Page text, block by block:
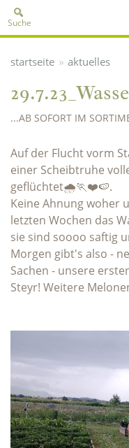
Suche
startseite » aktuelles
...AB SOFORT IM
Auf der Flucht vorm
einer Scheibtruhe
geflüchtet🌧️🏃❤️🍉.
Keine Ahnung woher
letzten Wochen das
sie sind soooo saftig
Morgen gibt's also -
Sachen - unsere
Steyr! Weitere